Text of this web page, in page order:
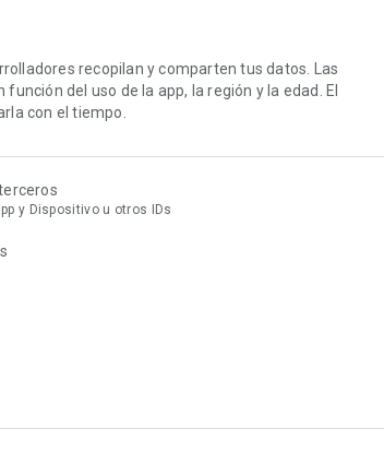
deberás proporcionar algunos datos importantes.
sin complicaciones para los nuevos vendedores
con tus pedidos, gestionar el inventario y atender
los productos más vendidos de Amazon.
recopilan y comparten tus datos. Las
del uso de la app, la región y la edad. El
con el tiempo.
y Dispositivo u otros IDs